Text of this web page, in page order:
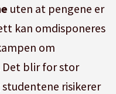
uten at pengene er
kan omdisponeres
om
blir for stor
risikerer